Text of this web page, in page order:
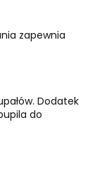
zapewnia
Dodatek
do